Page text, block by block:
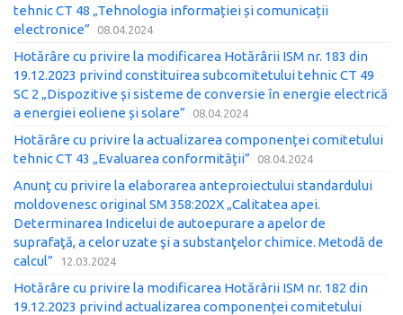
tehnic CT 48 „Tehnologia informației și comunicații
electronice”
08.04.2024
Hotărâre cu privire la modificarea Hotărârii ISM nr. 183 din
19.12.2023 privind constituirea subcomitetului tehnic CT 49
SC 2 „Dispozitive și sisteme de conversie în energie electrică
a energiei eoliene și solare”
08.04.2024
Hotărâre cu privire la actualizarea componenței comitetului
tehnic CT 43 „Evaluarea conformității”
08.04.2024
Anunţ cu privire la elaborarea anteproiectului standardului
moldovenesc original SM 358:202X „Calitatea apei.
Determinarea Indicelui de autoepurare a apelor de
suprafaţă, a celor uzate şi a substanţelor chimice. Metodă de
calcul”
12.03.2024
Hotărâre cu privire la modificarea Hotărârii ISM nr. 182 din
19.12.2023 privind actualizarea componenței comitetului